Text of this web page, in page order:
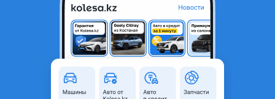
Суппорт тормозной
Алматы, Алматинская